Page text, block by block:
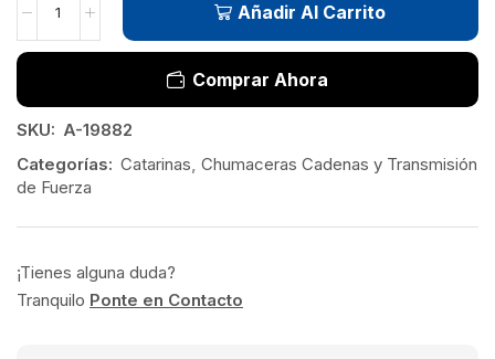
Añadir Al Carrito
Comprar Ahora
SKU: A-19882
Categorías: Catarinas, Chumaceras Cadenas y Transmisión
de Fuerza
¡Tienes alguna duda?
Tranquilo Ponte en Contacto